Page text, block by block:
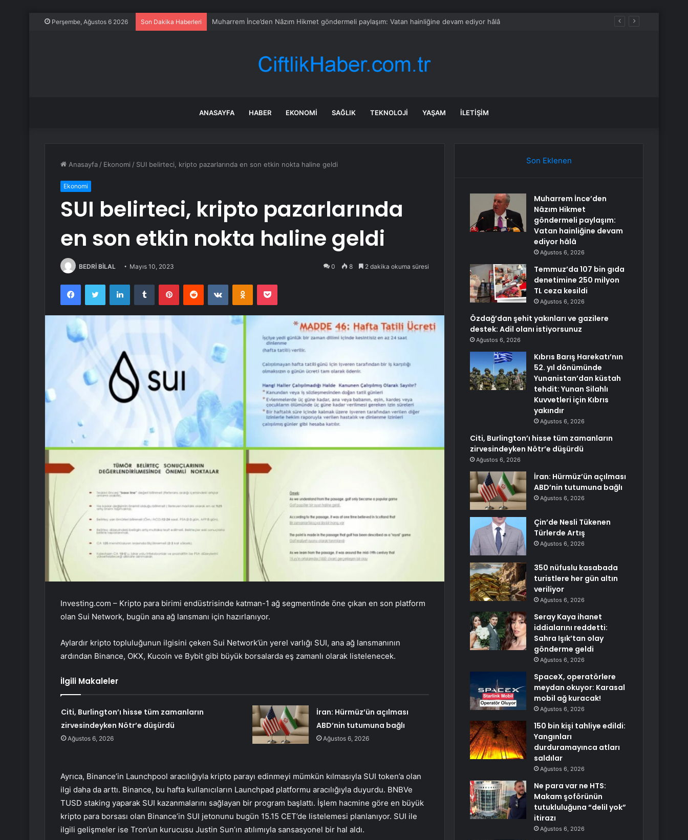
Perşembe, Ağustos 6 2026 Son Dakika Haberleri Temmuz’da 107 bin gıda denetimine 250 milyon TL ceza kesildi
ANASAYFA HABER EKONOMI SAĞLIK TEKNOLOJI YAŞAM İLETIŞIM
Anasayfa / Ekonomi / SUI belirteci, kripto pazarlarında en son etkin nokta haline geldi
Ekonomi
SUI belirteci, kripto pazarlarında
en son etkin nokta haline geldi
BEDRİ BİLAL Mayıs 10, 2023 0 8 2 dakika okuma süresi
FacebookTwitter LinkedInTumblr PinterestReddit VKontakteOdnoklassniki
Pocket
Investing.com – Kripto para birimi endüstrisinde katman-1 ağ segmentinde öne çıkan en son platform
olan Sui Network, bugün ana ağ lansmanı için hazırlanıyor.
Aylardır kripto topluluğunun ilgisini çeken Sui Network’ün yerel varlığı SUI, ana ağ lansmanının
ardından Binance, OKX, Kucoin ve Bybit gibi büyük borsalarda eş zamanlı olarak listelenecek.
İlgili Makaleler
Citi, Burlington’ı hisse tüm zamanların
zirvesindeyken Nötr’e düşürdü
Ağustos 6, 2026
İran: Hürmüz’ün açılması
ABD’nin tutumuna bağlı
Ağustos 6, 2026
Ayrıca, Binance’in Launchpool aracılığıyla kripto parayı edinmeyi mümkün kılmasıyla SUI token’a olan
ilgi daha da arttı. Binance, bu hafta kullanıcıların Launchpad platformu aracılığıyla duyurdu. BNBVe
TUSD staking yaparak SUI kazanmalarını sağlayan bir program başlattı. İşlem hacmine göre en büyük
kripto para borsası olan Binance’in SUI jetonunu bugün 15.15 CET’de listelemesi planlanıyor. SUI ile
ilgili gelişmeler ise Tron’un kurucusu Justin Sun’ın atılımıyla sansasyonel bir hal aldı.
Son Eklenen
Muharrem İnce’den
Nâzım Hikmet
göndermeli paylaşım:
Vatan hainliğine devam
ediyor hâlâ
Ağustos 6, 2026
Temmuz’da 107 bin gıda
denetimine 250 milyon
TL ceza kesildi
Ağustos 6, 2026
Özdağ’dan şehit yakınları ve gazilere
destek: Adil olanı istiyorsunuz
Ağustos 6, 2026
Kıbrıs Barış Harekatı’nın
52. yıl dönümünde
Yunanistan’dan küstah
tehdit: Yunan Silahlı
Kuvvetleri için Kıbrıs
yakındır
Ağustos 6, 2026
Citi, Burlington’ı hisse tüm zamanların
zirvesindeyken Nötr’e düşürdü
Ağustos 6, 2026
İran: Hürmüz’ün açılması
ABD’nin tutumuna bağlı
Ağustos 6, 2026
Çin’de Nesli Tükenen
Türlerde Artış
Ağustos 6, 2026
350 nüfuslu kasabada
turistlere her gün altın
veriliyor
Ağustos 6, 2026
Seray Kaya ihanet
iddialarını reddetti:
Sahra Işık’tan olay
gönderme geldi
Ağustos 6, 2026
SpaceX, operatörlere
meydan okuyor: Karasal
mobil ağ kuracak!
Ağustos 6, 2026
150 bin kişi tahliye edildi:
Yangınları
durduramayınca atları
saldılar
Ağustos 6, 2026
Ne para var ne HTS:
Makam şoförünün
tutukluluğuna “delil yok”
itirazı
Ağustos 6, 2026